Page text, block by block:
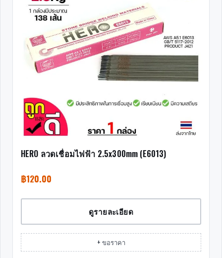
HERO ลวดเชื่อมไฟฟ้า 2.5x300mm (E6013)
฿120.00
ดูรายละเอียด
+ ขอราคา